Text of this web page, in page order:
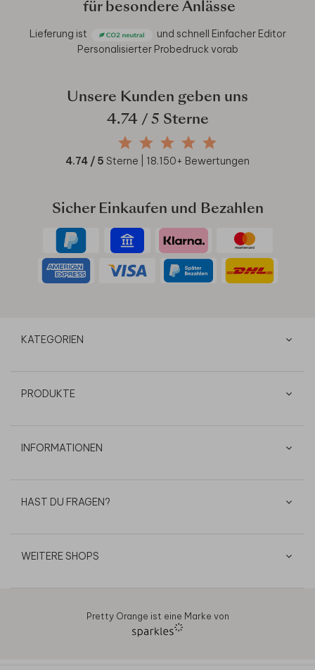
für besondere Anlässe
Lieferung ist und schnell Einfacher Editor
Personalisierter Probedruck vorab
Unsere Kunden geben uns
4.74/ 5 Sterne
4.74 / 5 Sterne | 18.150+ Bewertungen
Sicher Einkaufen und Bezahlen
KATEGORIEN
PRODUKTE
INFORMATIONEN
HAST DU FRAGEN?
WEITERE SHOPS
Pretty Orange ist eine Marke von